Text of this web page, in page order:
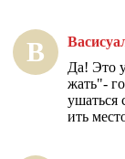
В
Да! Это
жать"-
ушаться
ить